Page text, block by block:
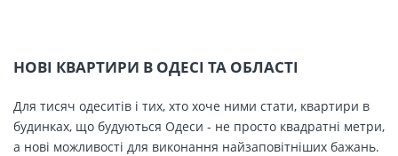
НОВІ КВАРТИРИ В ОДЕСІ ТА ОБЛАСТІ
Для тисяч одеситів і тих, хто хоче ними стати, квартири в
будинках, що будуються Одеси - не просто квадратні метри,
а нові можливості для виконання найзаповітніших бажань.